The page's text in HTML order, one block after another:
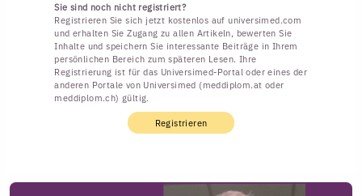
Sie sind noch nicht registriert?
Registrieren Sie sich jetzt kostenlos auf universimed.com
und erhalten Sie Zugang zu allen Artikeln, bewerten Sie
Inhalte und speichern Sie interessante Beiträge in Ihrem
persönlichen Bereich zum späteren Lesen. Ihre
Registrierung ist für das Universimed-Portal oder eines der
anderen Portale von Universimed (meddiplom.at oder
meddiplom.ch) gültig.
Registrieren